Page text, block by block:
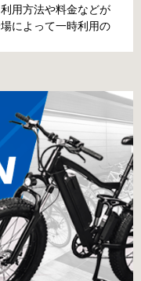
飾区 千代田区で撤去
住所 千代田区神田
東京メトロ半蔵門
町駅から徒歩7分 大
住所 千代田区大手町
6466（千代田区自転
寄駅 東京メトロ半蔵
出口 東京メトロ東西
際に必要な書類 返還
分証明証 千代田区HP
た場合 内藤町自転車
町11番地 ※都立新
4号） 電話 03-5273-
ノ内線新宿三丁目駅
用方法や料金などが
によって一時利用の
利用登録申請書の提出
書（PDF：
境まちづくり総務課
有効）または、期間
（区役所5階5B窓
中に直接お持ちくだ
受付時間）。電話・
できません。 利用料
区外居住者6,000円
くはお問い合わせく
用者で高校生以下は
を問わず） 定期利用